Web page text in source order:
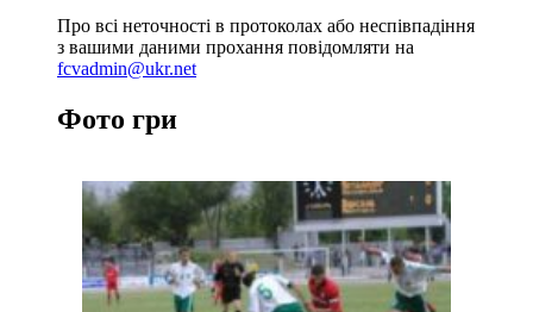
Про всі неточності в протоколах або неспівпадіння
з вашими даними прохання повідомляти на
fcvadmin@ukr.net
Фото гри